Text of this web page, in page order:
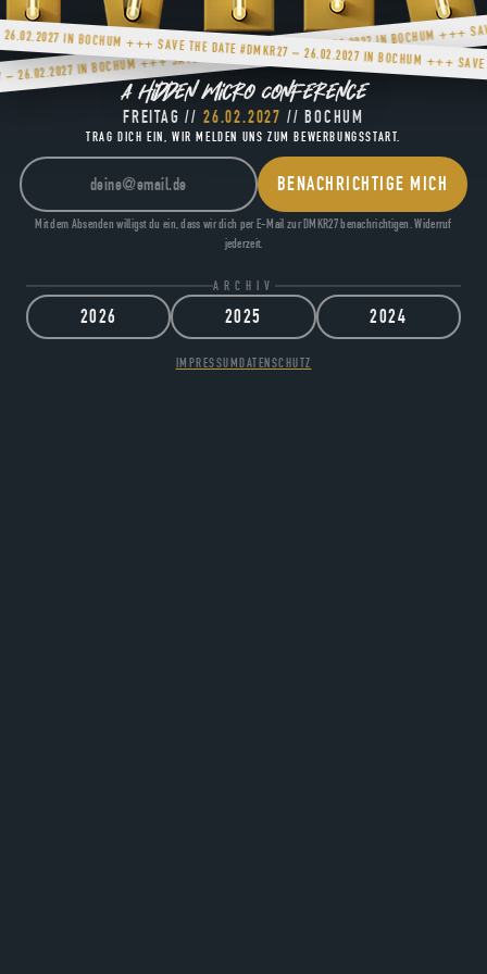
+++ SAVE THE DATE #DMKR27 – 26.02.2027 IN BOCHUM
A Hidden Micro Conference
FREITAG // 26.02.2027 // BOCHUM
TRAG DICH EIN, WIR MELDEN UNS ZUM BEWERBUNGSSTART.
Deine E-Mail-Adresse
BENACHRICHTIGE MICH
Mit dem Absenden willigst du ein, dass wir dich per E-Mail zur DMKR27 benachrichtigen. Widerruf
jederzeit.
ARCHIV
2026 2025 2024
IMPRESSUMDATENSCHUTZ